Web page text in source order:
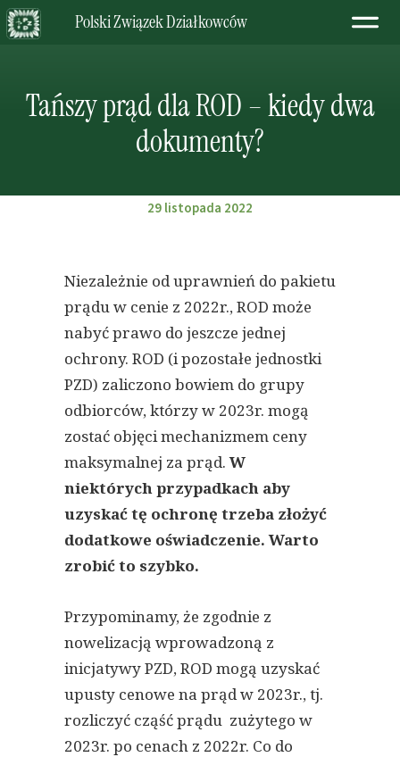
Polski Związek Działkowców
Tańszy prąd dla ROD – kiedy dwa
dokumenty?
29 listopada 2022
Niezależnie od uprawnień do pakietu
prądu w cenie z 2022r., ROD może
nabyć prawo do jeszcze jednej
ochrony. ROD (i pozostałe jednostki
PZD) zaliczono bowiem do grupy
odbiorców, którzy w 2023r. mogą
zostać objęci mechanizmem ceny
maksymalnej za prąd.W
niektórych przypadkach aby
uzyskać tę ochronę trzeba złożyć
dodatkowe oświadczenie. Warto
zrobić to szybko.
Przypominamy, że zgodnie z
nowelizacją wprowadzoną z
inicjatywy PZD, ROD mogą uzyskać
upusty cenowe na prąd w 2023r., tj.
rozliczyć cząść prądu zużytego w
2023r. po cenach z 2022r. Co do